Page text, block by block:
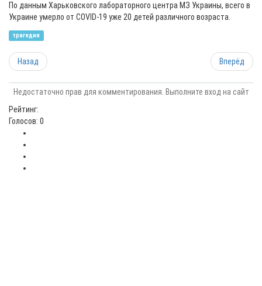
По данным Харьковского лабораторного центра МЗ Украины, всего в
Украине умерло от СОVID-19 уже 20 детей различного возраста.
трагедия
Назад Вперёд
Недостаточно прав для комментирования. Выполните вход на сайт
Рейтинг:
Голосов: 0